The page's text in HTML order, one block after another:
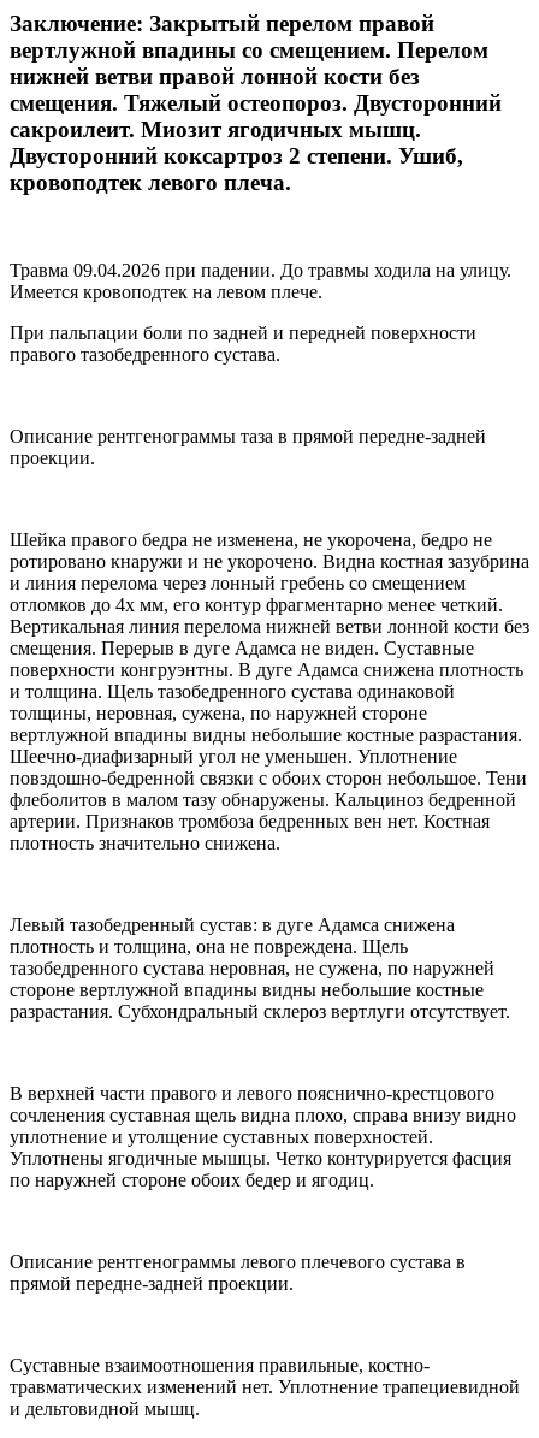
Заключение: Закрытый перелом правой
вертлужной впадины со смещением. Перелом
нижней ветви правой лонной кости без
смещения. Тяжелый остеопороз. Двусторонний
сакроилеит. Миозит ягодичных мышц.
Двусторонний коксартроз 2 степени. Ушиб,
кровоподтек левого плеча.
Травма 09.04.2026 при падении. До травмы ходила на улицу.
Имеется кровоподтек на левом плече.
При пальпации боли по задней и передней поверхности
правого тазобедренного сустава.
Описание рентгенограммы таза в прямой передне-задней
проекции.
Шейка правого бедра не изменена, не укорочена, бедро не
ротировано кнаружи и не укорочено. Видна костная зазубрина
и линия перелома через лонный гребень со смещением
отломков до 4х мм, его контур фрагментарно менее четкий.
Вертикальная линия перелома нижней ветви лонной кости без
смещения. Перерыв в дуге Адамса не виден. Суставные
поверхности конгруэнтны. В дуге Адамса снижена плотность
и толщина. Щель тазобедренного сустава одинаковой
толщины, неровная, сужена, по наружней стороне
вертлужной впадины видны небольшие костные разрастания.
Шеечно-диафизарный угол не уменьшен. Уплотнение
повздошно-бедренной связки с обоих сторон небольшое. Тени
флеболитов в малом тазу обнаружены. Кальциноз бедренной
артерии. Признаков тромбоза бедренных вен нет. Костная
плотность значительно снижена.
Левый тазобедренный сустав: в дуге Адамса снижена
плотность и толщина, она не повреждена. Щель
тазобедренного сустава неровная, не сужена, по наружней
стороне вертлужной впадины видны небольшие костные
разрастания. Субхондральный склероз вертлуги отсутствует.
В верхней части правого и левого пояснично-крестцового
сочленения суставная щель видна плохо, справа внизу видно
уплотнение и утолщение суставных поверхностей.
Уплотнены ягодичные мышцы. Четко контурируется фасция
по наружней стороне обоих бедер и ягодиц.
Описание рентгенограммы левого плечевого сустава в
прямой передне-задней проекции.
Суставные взаимоотношения правильные, костно-
травматических изменений нет. Уплотнение трапециевидной
и дельтовидной мышц.